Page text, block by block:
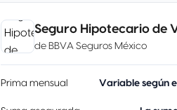
Seguro Hipotecario de
de BBVA Seguros México
Prima mensual
Variable según